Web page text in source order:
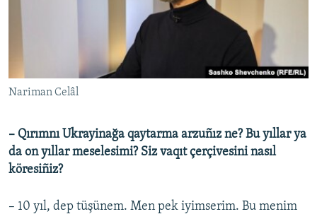
Nariman Celâl
– Qırımnı Ukrayinağa qaytarma arzuñız ne? Bu yıllar ya
da on yıllar meselesimi? Siz vaqıt çerçivesini nasıl
köresiñiz?
– 10 yıl, dep tüşünem. Men pek iyimserim. Bu menim